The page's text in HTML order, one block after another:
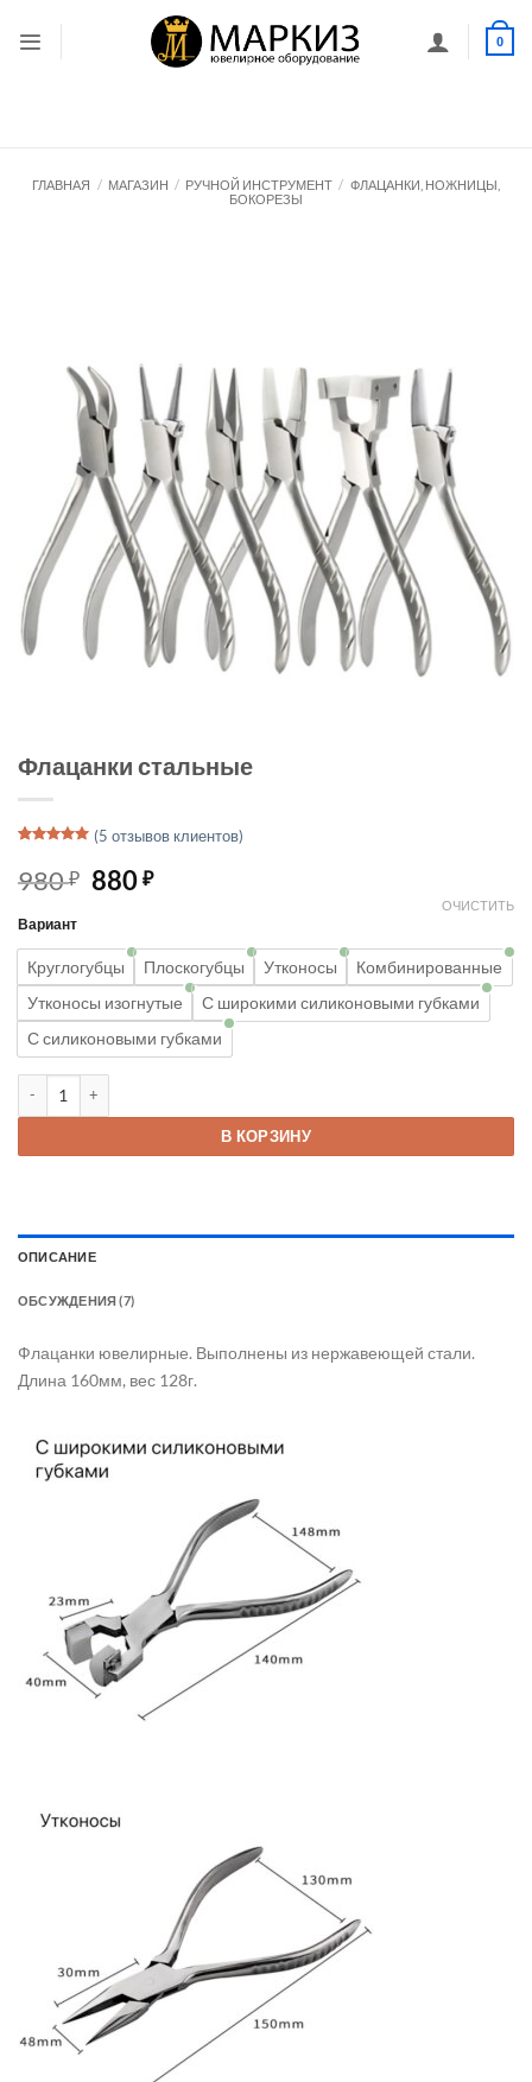
0
ГЛАВНАЯ / МАГАЗИН / РУЧНОЙ ИНСТРУМЕНТ / ФЛАЦАНКИ, НОЖНИЦЫ,
БОКОРЕЗЫ
Флацанки стальные
основе
(5 отзывов клиентов)
980₽ 880₽
Вариант
Круглогубцы Плоскогубцы Утконосы
Комбинированные
Утконосы изогнутые
С широкими силиконовыми губками
С силиконовыми губками
ОЧИСТИТЬ
В КОРЗИНУ
ОПИСАНИЕ
ОБСУЖДЕНИЯ (7)
Флацанки ювелирные. Выполнены из нержавеющей стали.
Длина 160мм, вес 128г.